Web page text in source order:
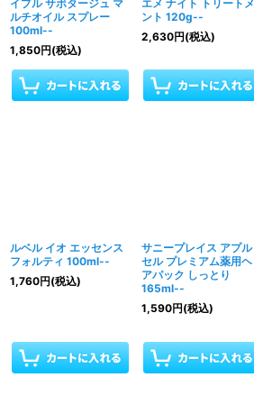
イプル サボタージュ マ
ルチオイル スプレー
100ml--
1,850円(税込)
エメ ナイト トリートメ
ント 120g--
2,630円(税込)
ルベル イオ エッセンス
フォルティ 100ml--
1,760円(税込)
サニープレイス アプル
セル プレミアム薬用ヘ
アパック しっとり
165ml--
1,590円(税込)